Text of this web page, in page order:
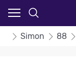
Simon 88